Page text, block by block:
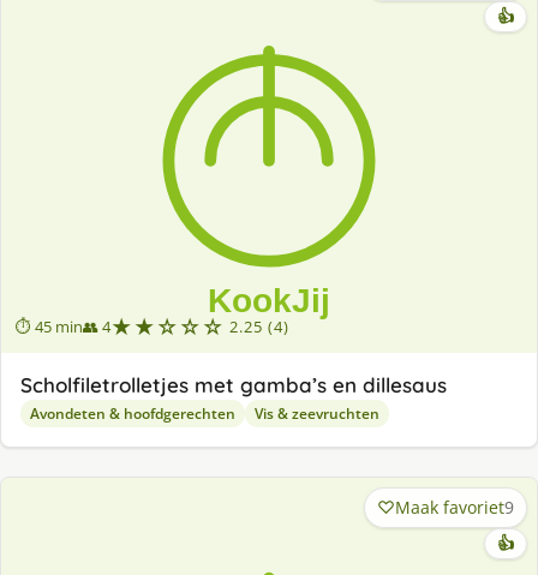
⏱ 45 min👥 4★★☆☆☆ 2.25 (4)
👍
Scholfiletrolletjes met gamba’s en dillesaus
Avondeten & hoofdgerechten Vis & zeevruchten
Maak favoriet9
👍